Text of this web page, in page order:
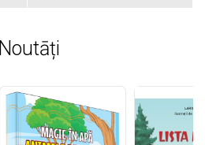
Noutāți